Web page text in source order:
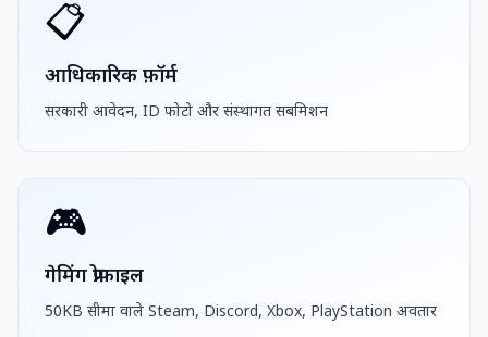
📋
आधिकारिक फ़ॉर्म
सरकारी आवेदन, ID फोटो और संस्थागत सबमिशन
🎮
गेमिंग प्रोफ़ाइल
50KB सीमा वाले Steam, Discord, Xbox, PlayStation अवतार